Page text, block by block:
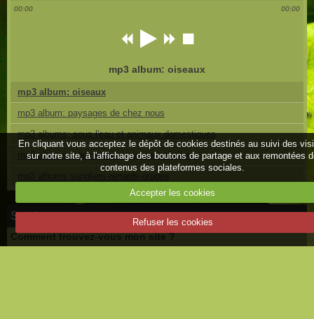
00:00 00:00
mp3 album: oiseaux
mp3 album: oiseaux
mp3 album: paysages de chez nous
mp3 albums: sous l'eau et animaux domestiques
mp3 albums: chevreuils - paysages d'ailleurs
mp3 albums:sangliers-renards-orages
Sondage
Comment trouvez-vous mon site ?
En cliquant vous acceptez le dépôt de cookies destinés au suivi des
sur notre site, à l'affichage des boutons de partage et aux remontées
contenus des plateformes sociales.
Accepter les cookies
Refuser les cookies